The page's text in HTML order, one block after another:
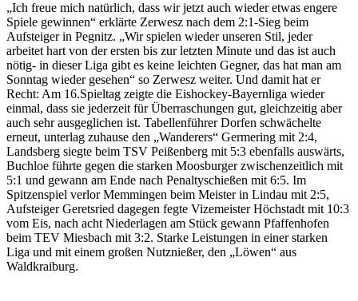
„Ich freue mich natürlich, dass wir jetzt auch wieder etwas engere
Spiele gewinnen“ erklärte Zerwesz nach dem 2:1-Sieg beim
Aufsteiger in Pegnitz. „Wir spielen wieder unseren Stil, jeder
arbeitet hart von der ersten bis zur letzten Minute und das ist auch
nötig- in dieser Liga gibt es keine leichten Gegner, das hat man am
Sonntag wieder gesehen“ so Zerwesz weiter. Und damit hat er
Recht: Am 16.Spieltag zeigte die Eishockey-Bayernliga wieder
einmal, dass sie jederzeit für Überraschungen gut, gleichzeitig aber
auch sehr ausgeglichen ist. Tabellenführer Dorfen schwächelte
erneut, unterlag zuhause den „Wanderers“ Germering mit 2:4,
Landsberg siegte beim TSV Peißenberg mit 5:3 ebenfalls auswärts,
Buchloe führte gegen die starken Moosburger zwischenzeitlich mit
5:1 und gewann am Ende nach Penaltyschießen mit 6:5. Im
Spitzenspiel verlor Memmingen beim Meister in Lindau mit 2:5,
Aufsteiger Geretsried dagegen fegte Vizemeister Höchstadt mit 10:3
vom Eis, nach acht Niederlagen am Stück gewann Pfaffenhofen
beim TEV Miesbach mit 3:2. Starke Leistungen in einer starken
Liga und mit einem großen Nutznießer, den „Löwen“ aus
Waldkraiburg.